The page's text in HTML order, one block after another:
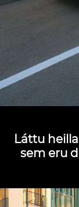
Láttu
sem eru